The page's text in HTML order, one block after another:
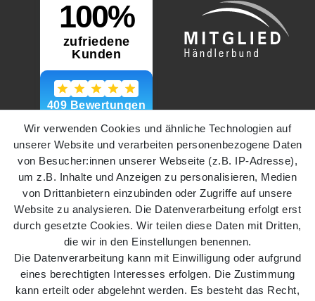
Wir verwenden Cookies und ähnliche Technologien auf
unserer Website und verarbeiten personenbezogene Daten
von Besucher:innen unserer Webseite (z.B. IP-Adresse),
um z.B. Inhalte und Anzeigen zu personalisieren, Medien
von Drittanbietern einzubinden oder Zugriffe auf unsere
Website zu analysieren. Die Datenverarbeitung erfolgt erst
durch gesetzte Cookies. Wir teilen diese Daten mit Dritten,
die wir in den Einstellungen benennen.
Die Datenverarbeitung kann mit Einwilligung oder aufgrund
eines berechtigten Interesses erfolgen. Die Zustimmung
kann erteilt oder abgelehnt werden. Es besteht das Recht,